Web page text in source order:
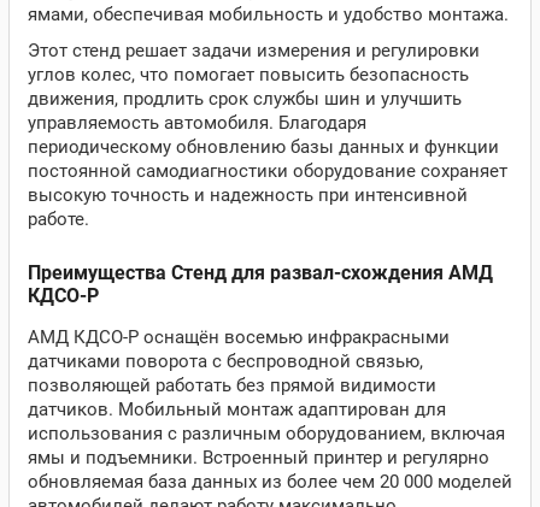
ямами, обеспечивая мобильность и удобство монтажа.
Этот стенд решает задачи измерения и регулировки
углов колес, что помогает повысить безопасность
движения, продлить срок службы шин и улучшить
управляемость автомобиля. Благодаря
периодическому обновлению базы данных и функции
постоянной самодиагностики оборудование сохраняет
высокую точность и надежность при интенсивной
работе.
Преимущества Стенд для развал-схождения АМД
КДСО-Р
АМД КДСО-Р оснащён восемью инфракрасными
датчиками поворота с беспроводной связью,
позволяющей работать без прямой видимости
датчиков. Мобильный монтаж адаптирован для
использования с различным оборудованием, включая
ямы и подъемники. Встроенный принтер и регулярно
обновляемая база данных из более чем 20 000 моделей